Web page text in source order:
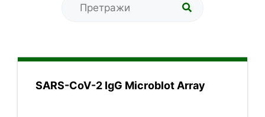
SARS-CoV-2 IgG Microblot Array